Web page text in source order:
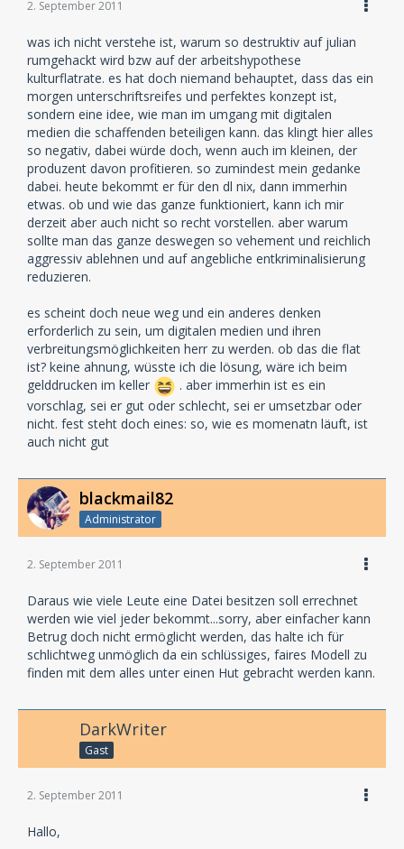
2. September 2011
was ich nicht verstehe ist, warum so destruktiv auf julian
rumgehackt wird bzw auf der arbeitshypothese
kulturflatrate. es hat doch niemand behauptet, dass das ein
morgen unterschriftsreifes und perfektes konzept ist,
sondern eine idee, wie man im umgang mit digitalen
medien die schaffenden beteiligen kann. das klingt hier alles
so negativ, dabei würde doch, wenn auch im kleinen, der
produzent davon profitieren. so zumindest mein gedanke
dabei. heute bekommt er für den dl nix, dann immerhin
etwas. ob und wie das ganze funktioniert, kann ich mir
derzeit aber auch nicht so recht vorstellen. aber warum
sollte man das ganze deswegen so vehement und reichlich
aggressiv ablehnen und auf angebliche entkriminalisierung
reduzieren.
es scheint doch neue weg und ein anderes denken
erforderlich zu sein, um digitalen medien und ihren
verbreitungsmöglichkeiten herr zu werden. ob das die flat
ist? keine ahnung, wüsste ich die lösung, wäre ich beim
gelddrucken im keller
. aber immerhin ist es ein
vorschlag, sei er gut oder schlecht, sei er umsetzbar oder
nicht. fest steht doch eines: so, wie es momenatn läuft, ist
auch nicht gut
blackmail82
Administrator
2. September 2011
Daraus wie viele Leute eine Datei besitzen soll errechnet
werden wie viel jeder bekommt...sorry, aber einfacher kann
Betrug doch nicht ermöglicht werden, das halte ich für
schlichtweg unmöglich da ein schlüssiges, faires Modell zu
finden mit dem alles unter einen Hut gebracht werden kann.
DarkWriter
Gast
2. September 2011
Hallo,